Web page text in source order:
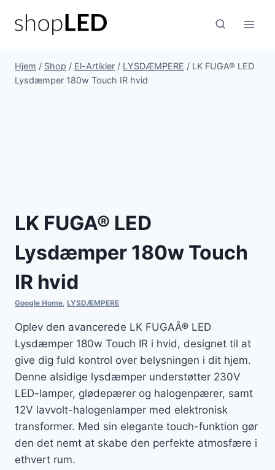
Hjem / Shop / El-Artikler / LYSDÆMPERE / LK FUGA® LED
Lysdæmper 180w Touch IR hvid
LK FUGA® LED
Lysdæmper 180w Touch
IR hvid
Google Home, LYSDÆMPERE
Oplev den avancerede LK FUGAÂ® LED
Lysdæmper 180w Touch IR i hvid, designet til at
give dig fuld kontrol over belysningen i dit hjem.
Denne alsidige lysdæmper understøtter 230V
LED-lamper, glødepærer og halogenpærer, samt
12V lavvolt-halogenlamper med elektronisk
transformer. Med sin elegante touch-funktion gør
den det nemt at skabe den perfekte atmosfære i
ethvert rum.